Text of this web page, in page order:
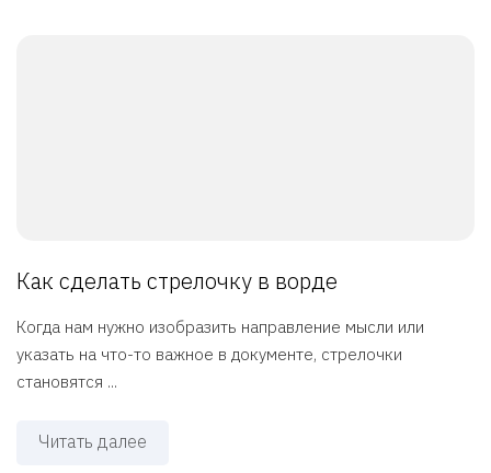
Как сделать стрелочку в ворде
Когда нам нужно изобразить направление мысли или
указать на что-то важное в документе, стрелочки
становятся ...
Читать далее